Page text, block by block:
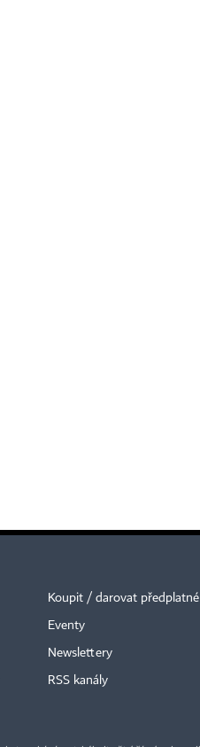
Koupit / darovat předplatné
Eventy
Newslettery
RSS kanály